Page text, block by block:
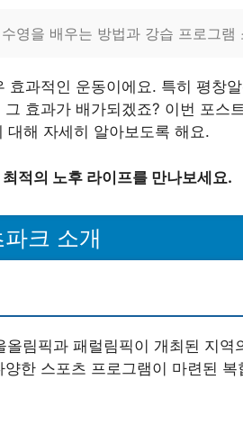
영을 배우는 방법과 강습 프로그램
효과적인 운동이에요. 특히 평창
효과가 배가되겠죠? 이번 포스
대해 자세히 알아보도록 해요.
적의 노후 라이프를 만나보세요.
크 소개
림픽과 패럴림픽이 개최된 지역
한 스포츠 프로그램이 마련된